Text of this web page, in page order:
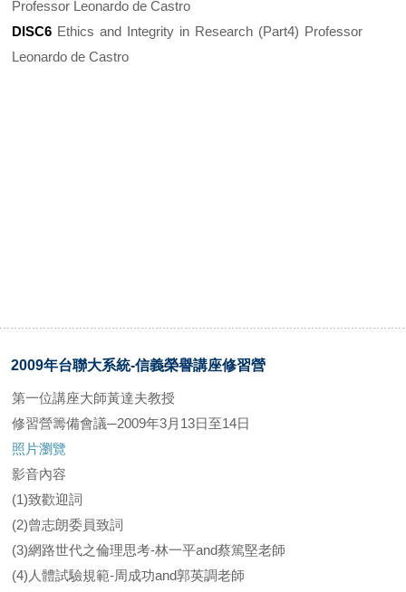
Professor Leonardo de Castro
DISC6 Ethics and Integrity in Research (Part4) Professor
Leonardo de Castro
2009年台聯大系統-信義榮譽講座修習營
第一位講座大師黃達夫教授
修習營籌備會議─2009年3月13日至14日
照片瀏覽
影音內容
(1)致歡迎詞
(2)曾志朗委員致詞
(3)網路世代之倫理思考-林一平and蔡篤堅老師
(4)人體試驗規範-周成功and郭英調老師